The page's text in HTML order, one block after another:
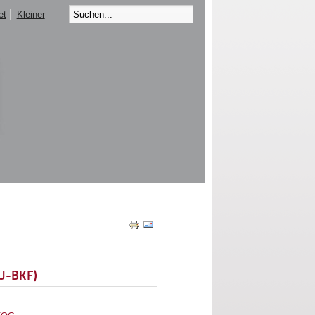
Kleiner
BKF)